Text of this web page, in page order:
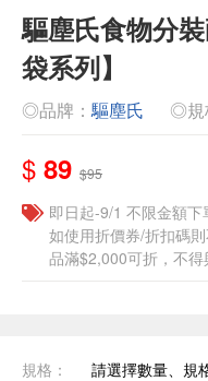
驅塵氏食物分
袋系列】
◎品牌：驅塵氏 ◎規
$ 89 $95
即日起-9/1 不限金額
如使用折價券/折扣碼
品滿$2,000可折，不
規格： 請選擇數量、規